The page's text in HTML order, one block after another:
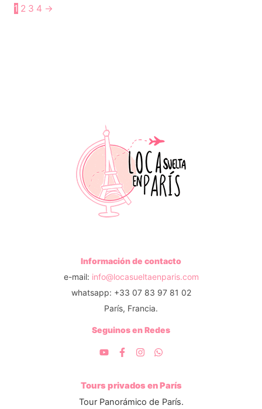
1 2 3 4 →
Información de contacto
e-mail: info@locasueltaenparis.com
whatsapp: +33 07 83 97 81 02
París, Francia.
Seguinos en Redes
Tours privados en París
Tour Panorámico de París.